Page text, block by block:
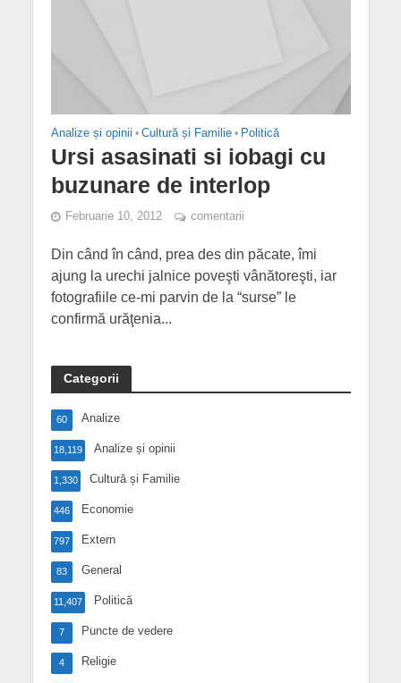
Analize și opinii • Cultură și Familie • Politică
Ursi asasinati si iobagi cu
buzunare de interlop
Februarie 10, 2012 comentarii
Din când în când, prea des din păcate, îmi
ajung la urechi jalnice poveşti vânătoreşti, iar
fotografiile ce-mi parvin de la “surse” le
confirmă urăţenia...
Categorii
Analize
60
Analize și opinii
18,119
Cultură și Familie
1,330
Economie
446
Extern
797
General
83
Politică
11,407
Puncte de vedere
7
Religie
4